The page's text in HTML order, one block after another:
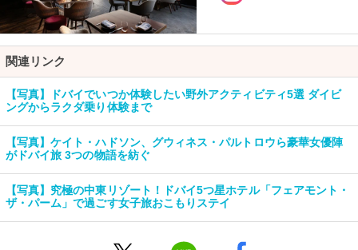
関連リンク
【写真】ドバイでいつか体験したい野外アクティビティ5選 ダイビ
ングからラクダ乗り体験まで
【写真】ケイト・ハドソン、グウィネス・パルトロウら豪華女優陣
がドバイ旅 3つの物語を紡ぐ
【写真】究極の中東リゾート！ドバイ5つ星ホテル「フェアモント・
ザ・パーム」で過ごす女子旅おこもりステイ